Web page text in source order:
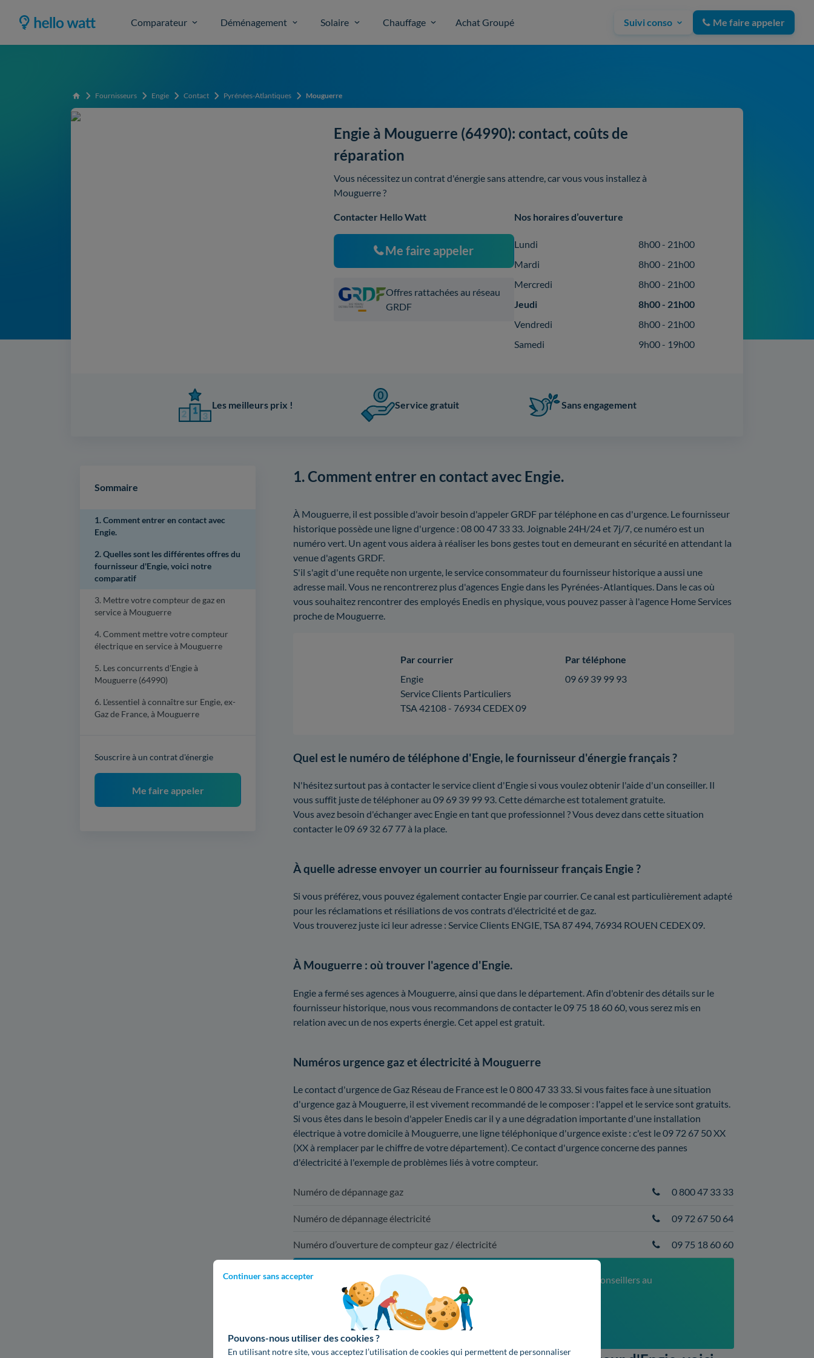
Comparateur Déménagement Solaire Chauffage Achat Groupé Suivi conso Me faire appeler
Continuer sans accepter
Pouvons-nous utiliser des cookies ?
En utilisant notre site, vous acceptez l’utilisation de cookies qui permettent de personnaliser
Accueil Fournisseurs Engie Contact Pyrénées-Atlantiques Mouguerre
Engie à Mouguerre (64990): contact, coûts de
réparation
Vous nécessitez un contrat d'énergie sans attendre, car vous vous installez à
Mouguerre ?
Contacter Hello Watt
Me faire appeler
Offres rattachées au réseau
GRDF
Nos horaires d’ouverture
Lundi
8h00 - 21h00
Mardi
8h00 - 21h00
Mercredi
8h00 - 21h00
Jeudi
8h00 - 21h00
Vendredi
8h00 - 21h00
Samedi
9h00 - 19h00
Les meilleurs prix ! Service gratuit Sans engagement
Sommaire
1. Comment entrer en contact avec
Engie.
2. Quelles sont les différentes offres du
fournisseur d'Engie, voici notre
comparatif
3. Mettre votre compteur de gaz en
service à Mouguerre
4. Comment mettre votre compteur
électrique en service à Mouguerre
5. Les concurrents d'Engie à
Mouguerre (64990)
6. L'essentiel à connaître sur Engie, ex-
Gaz de France, à Mouguerre
Souscrire à un contrat d'énergie
Me faire appeler
1. Comment entrer en contact avec Engie.
À Mouguerre, il est possible d'avoir besoin d'appeler GRDF par téléphone en cas d'urgence. Le fournisseur
historique possède une ligne d'urgence : 08 00 47 33 33. Joignable 24H/24 et 7j/7, ce numéro est un
numéro vert. Un agent vous aidera à réaliser les bons gestes tout en demeurant en sécurité en attendant la
venue d'agents GRDF.
S'il s'agit d'une requête non urgente, le service consommateur du fournisseur historique a aussi une
adresse mail. Vous ne rencontrerez plus d'agences Engie dans les Pyrénées-Atlantiques. Dans le cas où
vous souhaitez rencontrer des employés Enedis en physique, vous pouvez passer à l'agence Home Services
proche de Mouguerre.
Par courrier
Engie
Service Clients Particuliers
TSA 42108 - 76934 CEDEX 09
Par téléphone
09 69 39 99 93
Quel est le numéro de téléphone d'Engie, le fournisseur d'énergie français ?
N'hésitez surtout pas à contacter le service client d'Engie si vous voulez obtenir l'aide d'un conseiller. Il
vous suffit juste de téléphoner au 09 69 39 99 93. Cette démarche est totalement gratuite.
Vous avez besoin d'échanger avec Engie en tant que professionnel ? Vous devez dans cette situation
contacter le 09 69 32 67 77 à la place.
À quelle adresse envoyer un courrier au fournisseur français Engie ?
Si vous préférez, vous pouvez également contacter Engie par courrier. Ce canal est particulièrement adapté
pour les réclamations et résiliations de vos contrats d'électricité et de gaz.
Vous trouverez juste ici leur adresse : Service Clients ENGIE, TSA 87 494, 76934 ROUEN CEDEX 09.
À Mouguerre : où trouver l'agence d'Engie.
Engie a fermé ses agences à Mouguerre, ainsi que dans le département. Afin d'obtenir des détails sur le
fournisseur historique, nous vous recommandons de contacter le 09 75 18 60 60, vous serez mis en
relation avec un de nos experts énergie. Cet appel est gratuit.
Numéros urgence gaz et électricité à Mouguerre
Le contact d'urgence de Gaz Réseau de France est le 0 800 47 33 33. Si vous faites face à une situation
d'urgence gaz à Mouguerre, il est vivement recommandé de le composer : l'appel et le service sont gratuits.
Si vous êtes dans le besoin d'appeler Enedis car il y a une dégradation importante d'une installation
électrique à votre domicile à Mouguerre, une ligne téléphonique d'urgence existe : c'est le 09 72 67 50 XX
(XX à remplacer par le chiffre de votre département). Ce contact d'urgence concerne des pannes
d'électricité à l'exemple de problèmes liés à votre compteur.
Numéro de dépannage gaz 0 800 47 33 33
Numéro de dépannage électricité 09 72 67 50 64
Numéro d’ouverture de compteur gaz / électricité 09 75 18 60 60
Pour une mise en service à Mouguerre, contactez nos conseillers au